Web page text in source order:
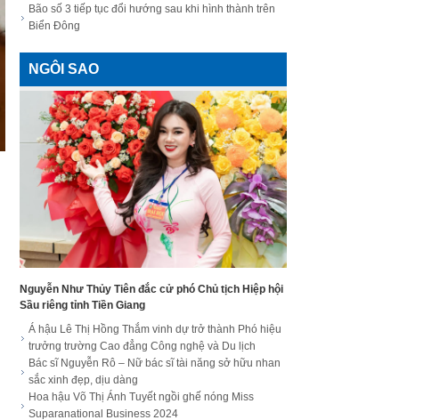
Bão số 3 tiếp tục đổi hướng sau khi hình thành trên
Biển Đông
NGÔI SAO
Nguyễn Như Thủy Tiên đắc cử phó Chủ tịch Hiệp hội
Sầu riêng tỉnh Tiền Giang
Á hậu Lê Thị Hồng Thắm vinh dự trở thành Phó hiệu
trưởng trường Cao đẳng Công nghệ và Du lịch
Bác sĩ Nguyễn Rô – Nữ bác sĩ tài năng sở hữu nhan
sắc xinh đẹp, dịu dàng
Hoa hậu Võ Thị Ánh Tuyết ngồi ghế nóng Miss
Suparanational Business 2024